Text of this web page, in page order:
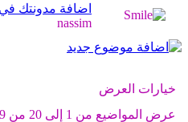
اضافة مدونتك
nassim
خيارات العرض
عرض المواضيع من 1 إلى 20 من 469